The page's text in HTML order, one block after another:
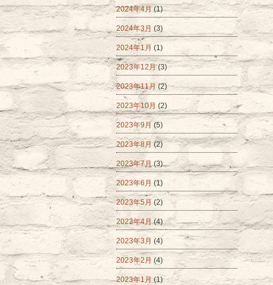
2024年4月(1)
2024年3月 (3)
2024年1月 (1)
2023年12月(3)
2023年11月 (2)
2023年10月 (2)
2023年9月 (5)
2023年8月 (2)
2023年7月(3)
2023年6月 (1)
2023年5月 (2)
2023年4月(4)
2023年3月 (4)
2023年2月 (4)
2023年1月 (1)